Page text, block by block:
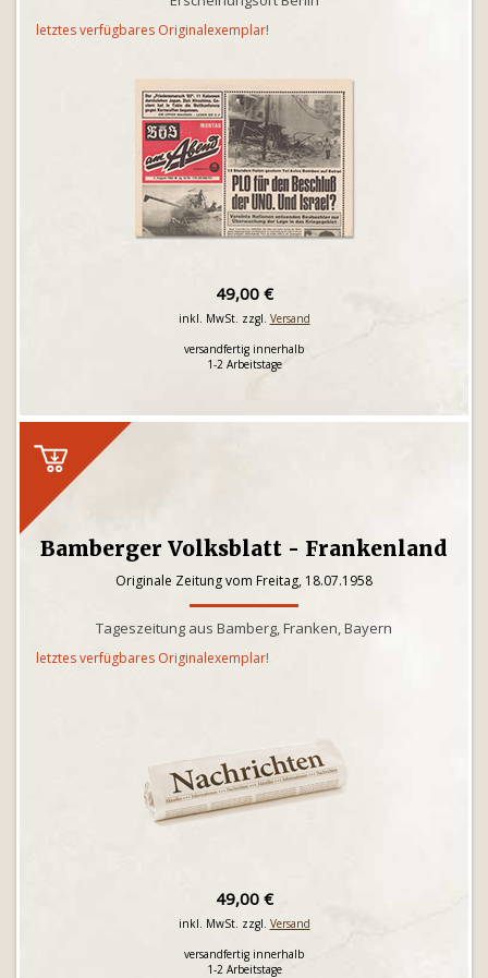
letztes verfügbares Originalexemplar!
49,00 €
inkl. MwSt. zzgl. Versand
versandfertig innerhalb
1-2 Arbeitstage
Bamberger Volksblatt - Frankenland
Originale Zeitung vom Freitag, 18.07.1958
Tageszeitung aus Bamberg, Franken, Bayern
letztes verfügbares Originalexemplar!
49,00 €
inkl. MwSt. zzgl. Versand
versandfertig innerhalb
1-2 Arbeitstage